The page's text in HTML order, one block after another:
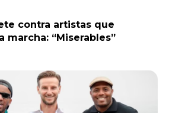
contra artistas que
marcha: “Miserables”